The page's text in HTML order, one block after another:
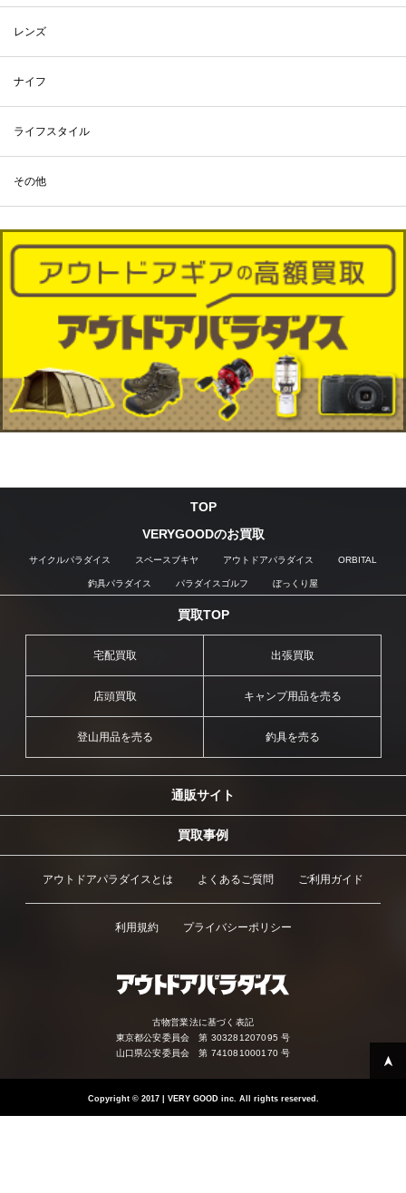
レンズ
ナイフ
ライフスタイル
その他
TOP
VERYGOODのお買取
サイクルパラダイス スペースブキヤ アウトドアパラダイス ORBITAL
釣具パラダイス パラダイスゴルフ ぼっくり屋
買取TOP
宅配買取 出張買取
店頭買取 キャンプ用品を売る
登山用品を売る 釣具を売る
通販サイト
買取事例
アウトドアパラダイスとは よくあるご質問 ご利用ガイド
利用規約 プライバシーポリシー
古物営業法に基づく表記
東京都公安委員会 第 303281207095 号
山口県公安委員会 第 741081000170 号
Copyright ©2017 | VERY GOOD inc. All rights reserved.